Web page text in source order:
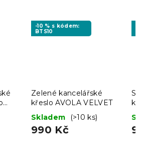
-10 % s kódem:
BTS10
Zelené kancelářské
křeslo AVOLA VELVET
Skladem
(>10 ks)
990 Kč